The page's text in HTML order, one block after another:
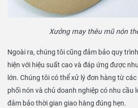
Xưởng may thêu mũ nón
Ngoài ra, chúng tôi cũng đảm bảo quy
hiện với hiệu suất cao và đáp ứng được
lớn. Chúng tôi có thể xử lý đơn hàng từ
phối nón và chủ doanh nghiệp có nhu cầu
đảm bảo thời gian giao hàng đúng hẹn.